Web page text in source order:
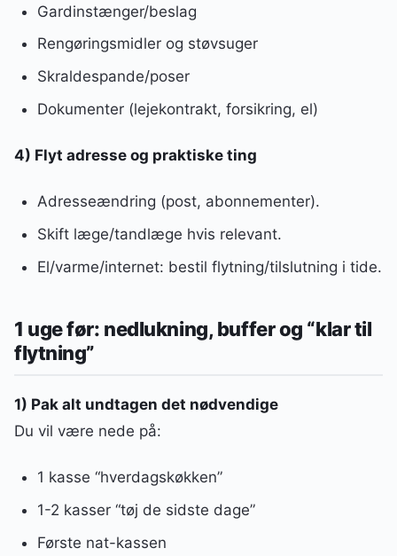
Gardinstænger/beslag
Rengøringsmidler og støvsuger
Skraldespande/poser
Dokumenter (lejekontrakt, forsikring, el)
4) Flyt adresse og praktiske ting
Adresseændring (post, abonnementer).
Skift læge/tandlæge hvis relevant.
El/varme/internet: bestil flytning/tilslutning i tide.
1 uge før: nedlukning, buffer og “klar til
flytning”
1) Pak alt undtagen det nødvendige
Du vil være nede på:
1 kasse “hverdagskøkken”
1-2 kasser “tøj de sidste dage”
Første nat-kassen